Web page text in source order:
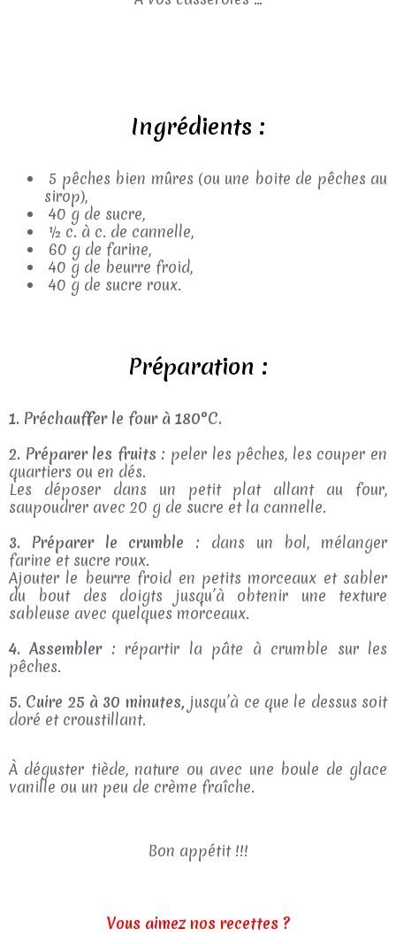
Ingrédients :
5 pêches bien mûres (ou une boite de pêches au
sirop),
40 g de sucre,
½ c. à c. de cannelle,
60 g de farine,
40 g de beurre froid,
40 g de sucre roux.
Préparation :
1. Préchauffer le four à 180°C.
2. Préparer les fruits : peler les pêches, les couper en
quartiers ou en dés.
Les déposer dans un petit plat allant au four,
saupoudrer avec 20 g de sucre et la cannelle.
3. Préparer le crumble : dans un bol, mélanger
farine et sucre roux.
Ajouter le beurre froid en petits morceaux et sabler
du bout des doigts jusqu’à obtenir une texture
sableuse avec quelques morceaux.
4. Assembler : répartir la pâte à crumble sur les
pêches.
5. Cuire 25 à 30 minutes, jusqu’à ce que le dessus soit
doré et croustillant.
À déguster tiède, nature ou avec une boule de glace
vanille ou un peu de crème fraîche.
Bon appétit !!!
Vous aimez nos recettes ?